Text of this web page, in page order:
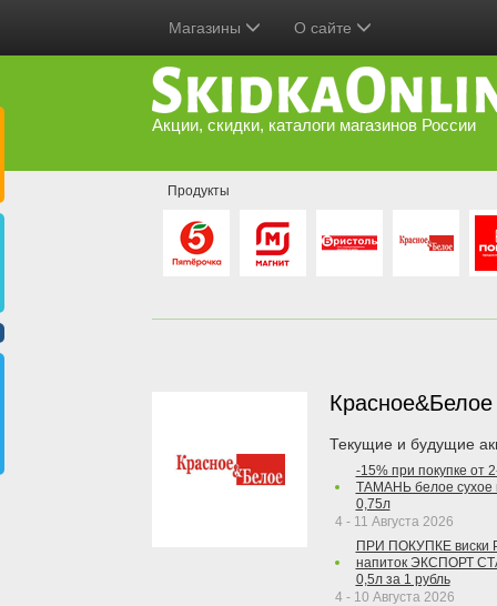
Магазины О сайте
Акции, скидки, каталоги магазинов России
Продукты
Текущие и будущие
-15% при покупке от
ТАМАНЬ белое сухое
0,75л
4 - 11 Августа 2026
ПРИ ПОКУПКЕ виски
напиток ЭКСПОРТ
0,5л за 1 рубль
4 - 10 Августа 2026